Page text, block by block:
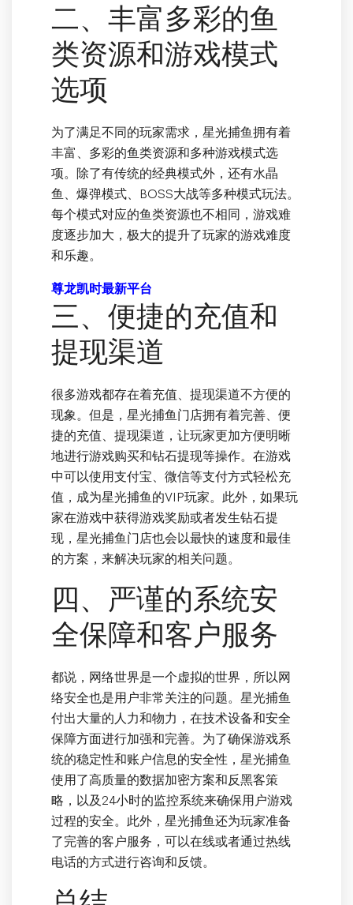
二、丰富多彩的鱼
类资源和游戏模式
选项
为了满足不同的玩家需求，星光捕鱼拥有着
丰富、多彩的鱼类资源和多种游戏模式选
项。除了有传统的经典模式外，还有水晶
鱼、爆弹模式、BOSS大战等多种模式玩法。
每个模式对应的鱼类资源也不相同，游戏难
度逐步加大，极大的提升了玩家的游戏难度
和乐趣。
尊龙凯时最新平台
三、便捷的充值和
提现渠道
很多游戏都存在着充值、提现渠道不方便的
现象。但是，星光捕鱼门店拥有着完善、便
捷的充值、提现渠道，让玩家更加方便明晰
地进行游戏购买和钻石提现等操作。在游戏
中可以使用支付宝、微信等支付方式轻松充
值，成为星光捕鱼的VIP玩家。此外，如果玩
家在游戏中获得游戏奖励或者发生钻石提
现，星光捕鱼门店也会以最快的速度和最佳
的方案，来解决玩家的相关问题。
四、严谨的系统安
全保障和客户服务
都说，网络世界是一个虚拟的世界，所以网
络安全也是用户非常关注的问题。星光捕鱼
付出大量的人力和物力，在技术设备和安全
保障方面进行加强和完善。为了确保游戏系
统的稳定性和账户信息的安全性，星光捕鱼
使用了高质量的数据加密方案和反黑客策
略，以及24小时的监控系统来确保用户游戏
过程的安全。此外，星光捕鱼还为玩家准备
了完善的客户服务，可以在线或者通过热线
电话的方式进行咨询和反馈。